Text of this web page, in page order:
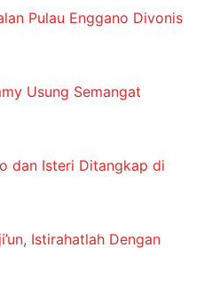
Pulau Enggano Divonis
Usung Semangat
dan Isteri Ditangkap di
Istirahatlah Dengan